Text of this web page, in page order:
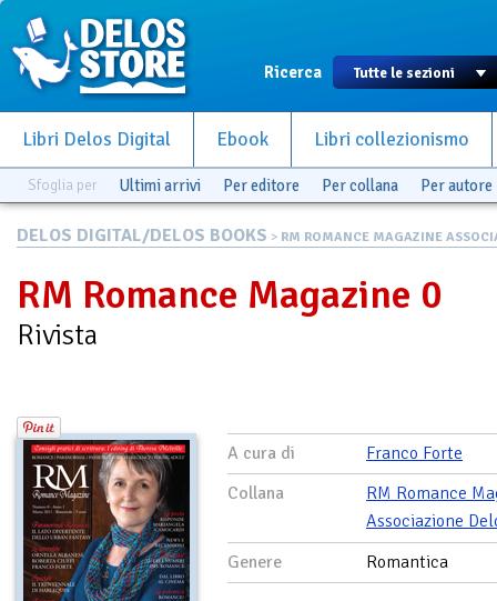
Ricerca
Libri Delos Digital Ebook Libri collezionismo
Sfoglia per Ultimi arrivi Per editore Per collana Per autore
DELOS DIGITAL/DELOS BOOKS > RM ROMANCE MAGAZINE
RM Romance Magazine 0
Rivista
A cura di
Franco Forte
Collana
RM Romance
Associazione
Genere
Romantica